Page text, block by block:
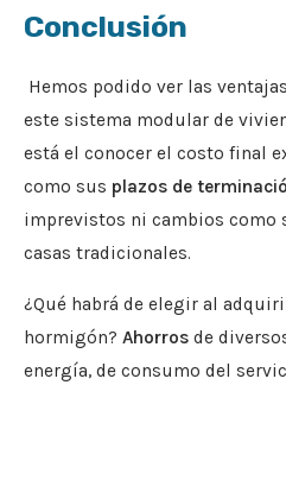
Conclusión
Hemos podido ver las
este sistema modular de
está el conocer el costo final
como sus plazos de
imprevistos ni cambios como
casas tradicionales.
¿Qué habrá de elegir al
hormigón? Ahorros de
energía, de consumo del